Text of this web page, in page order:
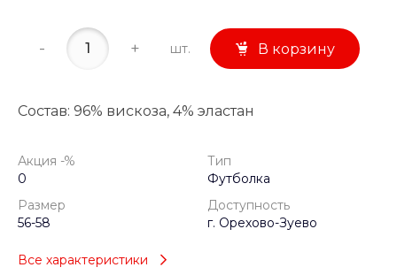
- + шт. В корзину
Состав: 96% вискоза, 4% эластан
Акция -%
0
Тип
Футболка
Размер
56-58
Доступность
г. Орехово-Зуево
Все характеристики